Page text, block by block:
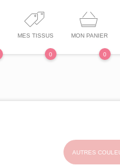
MES TISSUS
0
MON PANIER
0
AUTRES